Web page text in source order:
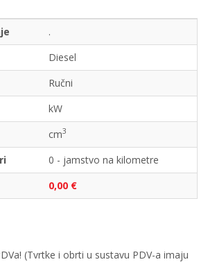
.
Diesel
Ručni
kW
cm3
0 - jamstvo na kilometre
0,00 €
(Tvrtke i obrti u sustavu PDV-a imaju